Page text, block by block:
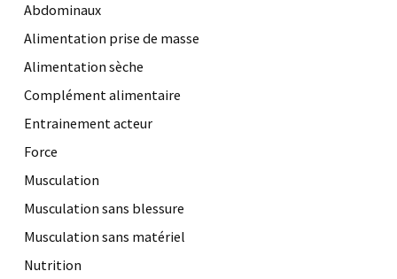
Abdominaux
Alimentation prise de masse
Alimentation sèche
Complément alimentaire
Entrainement acteur
Force
Musculation
Musculation sans blessure
Musculation sans matériel
Nutrition